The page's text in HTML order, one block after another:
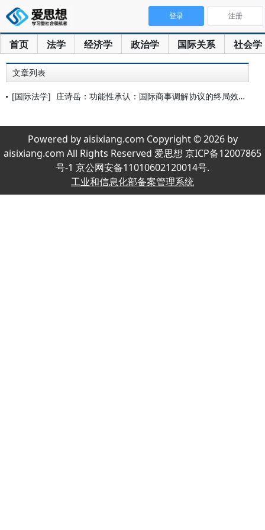
首页 法学 经济学 政治学 国际关系 社会学
登录 注册
文章列表
[国际法学] 庄诗岳：功能性承认：国际商事调解协议的终局效力
Powered by aisixiang.com Copyright © 2026 by
aisixiang.com All Rights Reserved 爱思想 京ICP备12007865
号-1 京公网安备11010602120014号.
工业和信息化部备案管理系统